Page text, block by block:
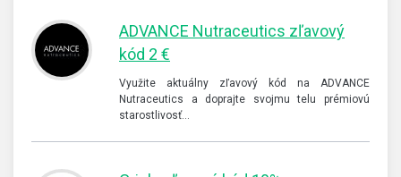
ADVANCE Nutraceutics zľavový
kód 2 €
Využite aktuálny zľavový kód na ADVANCE
Nutraceutics a doprajte svojmu telu prémiovú
starostlivosť…